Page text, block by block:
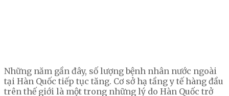
Những năm gần đây, số lượng bệnh nhân nước ngoài
tại Hàn Quốc tiếp tục tăng. Cơ sở hạ tầng y tế hàng đầu
trên thế giới là một trong những lý do Hàn Quốc trở